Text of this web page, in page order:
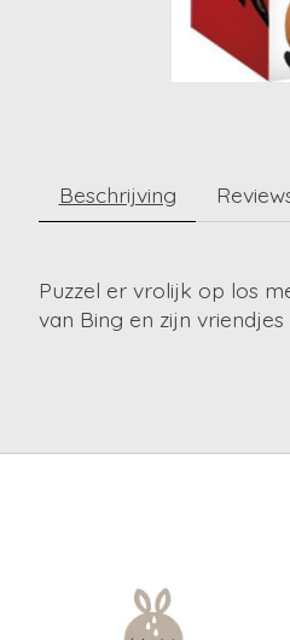
Beschrijving
Puzzel er vrolijk op los
van Bing en zijn vriendjes